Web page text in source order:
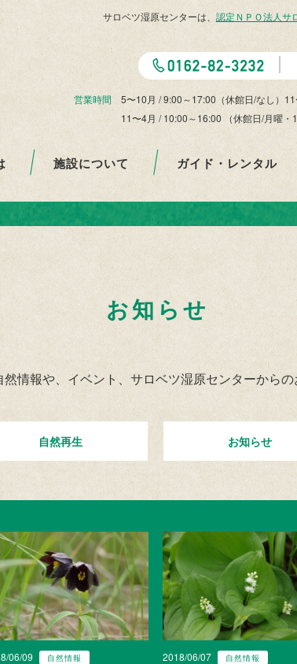
サロベツ湿原センターは、 認定ＮＰＯ法人サ
営業時間
5〜10月 / 9:00～17:00（休館日/なし）
11〜4月 / 10:00～16:00 （休館日/月曜
施設について ガイド・レンタル
お知らせ
情報や、イベント、サロベツ湿原センターからの
自然再生 お知らせ
06/09 自然情報 2018/06/07 自然情報